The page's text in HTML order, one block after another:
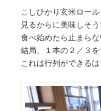
こしひかり玄米ロール
見るからに美味しそう
食べ始めたら止まら
結局、１本の２／３を
これは行列ができるは